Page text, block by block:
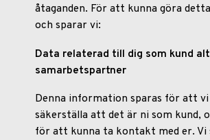
åtaganden. För att kunna göra
och sparar vi:
Data relaterad till dig som kund
samarbetspartner
Denna information sparas för att vi
säkerställa att det är ni som kund,
för att kunna ta kontakt med er. Vi